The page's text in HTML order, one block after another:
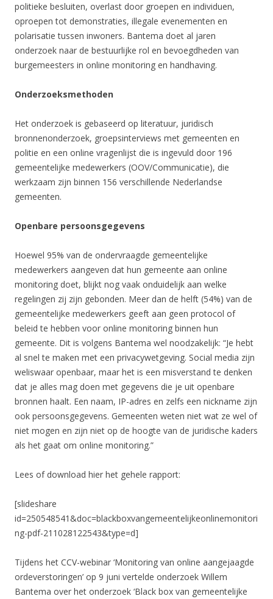
politieke besluiten, overlast door groepen en individuen,
oproepen tot demonstraties, illegale evenementen en
polarisatie tussen inwoners. Bantema doet al jaren
onderzoek naar de bestuurlijke rol en bevoegdheden van
burgemeesters in online monitoring en handhaving.
Onderzoeksmethoden
Het onderzoek is gebaseerd op literatuur, juridisch
bronnenonderzoek, groepsinterviews met gemeenten en
politie en een online vragenlijst die is ingevuld door 196
gemeentelijke medewerkers (OOV/Communicatie), die
werkzaam zijn binnen 156 verschillende Nederlandse
gemeenten.
Openbare persoonsgegevens
Hoewel 95% van de ondervraagde gemeentelijke
medewerkers aangeven dat hun gemeente aan online
monitoring doet, blijkt nog vaak onduidelijk aan welke
regelingen zij zijn gebonden. Meer dan de helft (54%) van de
gemeentelijke medewerkers geeft aan geen protocol of
beleid te hebben voor online monitoring binnen hun
gemeente. Dit is volgens Bantema wel noodzakelijk: “Je hebt
al snel te maken met een privacywetgeving. Social media zijn
weliswaar openbaar, maar het is een misverstand te denken
dat je alles mag doen met gegevens die je uit openbare
bronnen haalt. Een naam, IP-adres en zelfs een nickname zijn
ook persoonsgegevens. Gemeenten weten niet wat ze wel of
niet mogen en zijn niet op de hoogte van de juridische kaders
als het gaat om online monitoring.”
Lees of download hier het gehele rapport:
[slideshare
id=250548541&doc=blackboxvangemeentelijkeonlinemonitori
ng-pdf-211028122543&type=d]
Tijdens het CCV-webinar ‘Monitoring van online aangejaagde
ordeverstoringen’ op 9 juni vertelde onderzoek Willem
Bantema over het onderzoek ‘Black box van gemeentelijke